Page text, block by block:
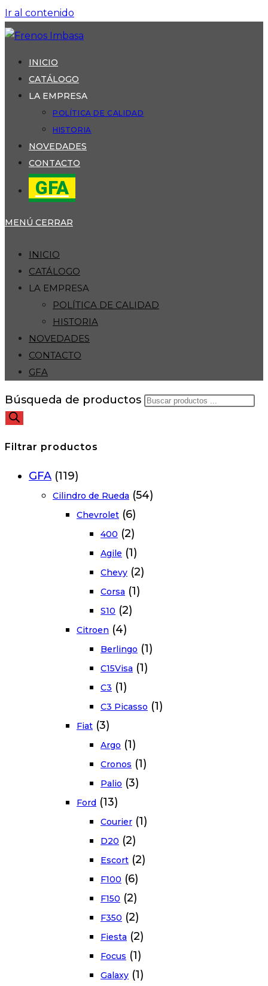
Ir al contenido
INICIO
CATÁLOGO
LA EMPRESA
POLÍTICA DE CALIDAD
HISTORIA
NOVEDADES
CONTACTO
GFA
MENÚ CERRAR
INICIO
CATÁLOGO
LA EMPRESA
POLÍTICA DE CALIDAD
HISTORIA
NOVEDADES
CONTACTO
GFA
Búsqueda de productos
Filtrar productos
GFA (119)
Cilindro de Rueda (54)
Chevrolet (6)
400 (2)
Agile (1)
Chevy (2)
Corsa (1)
S10 (2)
Citroen (4)
Berlingo (1)
C15Visa (1)
C3 (1)
C3 Picasso (1)
Fiat (3)
Argo (1)
Cronos (1)
Palio (3)
Ford (13)
Courier (1)
D20 (2)
Escort (2)
F100 (6)
F150 (2)
F350 (2)
Fiesta (2)
Focus (1)
Galaxy (1)